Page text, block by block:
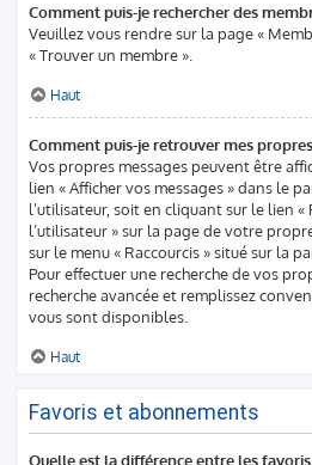
Comment puis-je rechercher des
Veuillez vous rendre sur la page «
« Trouver un membre ».
Haut
Comment puis-je retrouver mes
Vos propres messages peuvent être
lien « Afficher vos messages » dans le
l’utilisateur, soit en cliquant sur le lien «
l’utilisateur » sur la page de votre
sur le menu « Raccourcis » situé sur la
Pour effectuer une recherche de vos
recherche avancée et remplissez
vous sont disponibles.
Haut
Favoris et abonnements
Quelle est la différence entre les